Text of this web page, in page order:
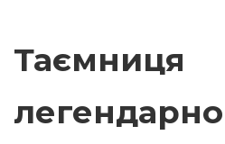
Таємниця